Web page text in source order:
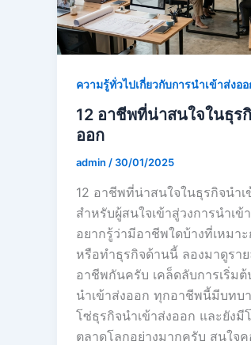
ความรู้ทั่วไปเกี่ยวกับการนำเข้าส่งออ
12 อาชีพที่น่าสนใจในธุร
ออก
admin / 30/01/2025
12 อาชีพที่น่าสนใจในธุรกิจนำเ
สำหรับผู้สนใจเข้าสู่วงการนำเข้
อยากรู้ว่ามีอาชีพใดบ้างที่เหมา
หรือทำธุรกิจด้านนี้ ลองมาดูราย
อาชีพกันครับ เคล็ดลับการเริ่ม
นำเข้าส่งออก ทุกอาชีพนี้มีบทบ
โซ่ธุรกิจนำเข้าส่งออก และยังมี
ตลาดโลกอย่างมากครับ สนใจค